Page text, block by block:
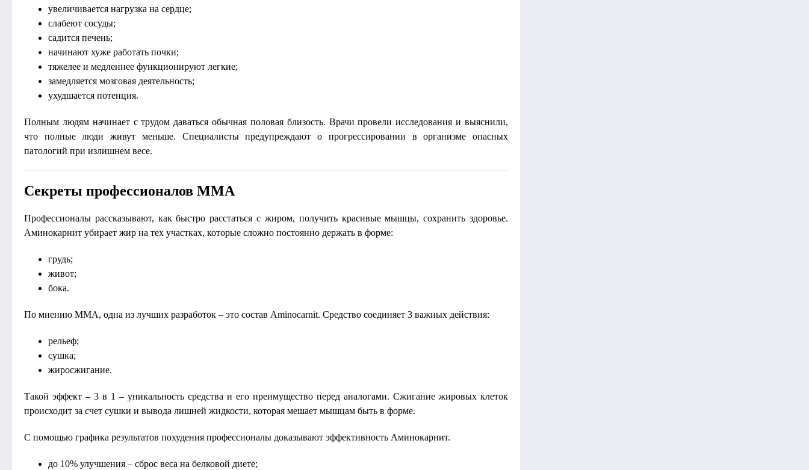
увеличивается нагрузка на сердце;
слабеют сосуды;
садится печень;
начинают хуже работать почки;
тяжелее и медленнее функционируют легкие;
замедляется мозговая деятельность;
ухудшается потенция.
Полным людям начинает с трудом даваться обычная половая близость. Врачи провели исследования и выяснили,
что полные люди живут меньше. Специалисты предупреждают о прогрессировании в организме опасных
патологий при излишнем весе.
Секреты профессионалов MMA
Профессионалы рассказывают, как быстро расстаться с жиром, получить красивые мышцы, сохранить здоровье.
Аминокарнит убирает жир на тех участках, которые сложно постоянно держать в форме:
грудь;
живот;
бока.
По мнению ММА, одна из лучших разработок – это состав Aminocarnit. Средство соединяет 3 важных действия:
рельеф;
сушка;
жиросжигание.
Такой эффект – 3 в 1 – уникальность средства и его преимущество перед аналогами. Сжигание жировых клеток
происходит за счет сушки и вывода лишней жидкости, которая мешает мышцам быть в форме.
С помощью графика результатов похудения профессионалы доказывают эффективность Аминокарнит.
до 10% улучшения – сброс веса на белковой диете;